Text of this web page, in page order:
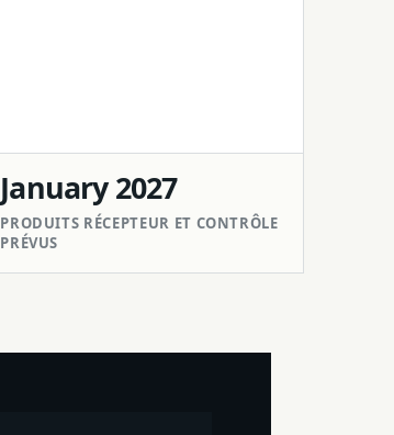
January 2027
PRODUITS RÉCEPTEUR ET CONTRÔLE
PRÉVUS